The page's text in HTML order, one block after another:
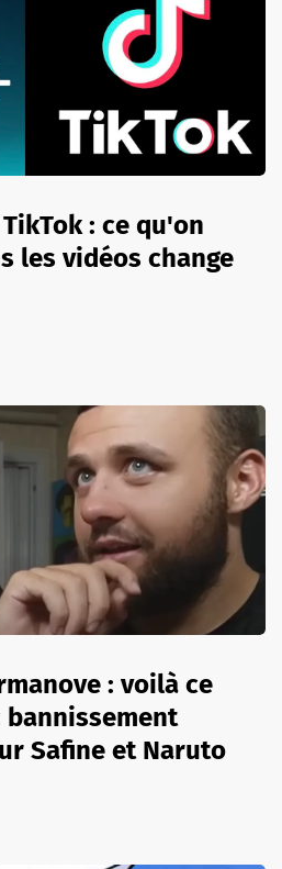
: ce qu'on
les vidéos change
: voilà ce
Safine et Naruto